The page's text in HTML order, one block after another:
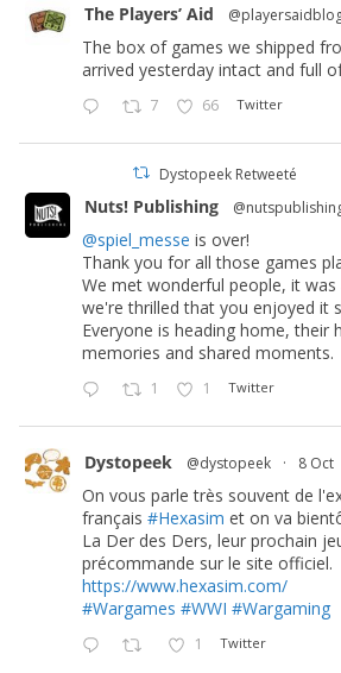
The Players’ Aid
The box of games we shipped
arrived yesterday intact and full
7 66 Twitter
Dystopeek Retweeté
Nuts! Publishing
@spiel_messe is over!
Thank you for all those games
We met wonderful people, it was
we're thrilled that you enjoyed it
Everyone is heading home, their
memories and shared moments.
1 1 Twitter
Dystopeek @dystopeek · 8 Oct
On vous parle très souvent de
français #Hexasim et on va
La Der des Ders, leur prochain
précommande sur le site officiel.
https://www.hexasim.com/
#Wargames #WWI #Wargaming
1 Twitter